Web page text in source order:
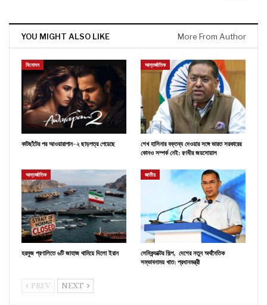
YOU MIGHT ALSO LIKE More From Author
বিনোদন
কাটছাঁটের পর আওয়ারাপান-২ ছাড়পত্র পেয়েছে
আন্তর্জাতিক
শেখ হাসিনার বক্তব্য দেওয়ার সঙ্গে ভারত সরকারের
কোনও সম্পর্ক নেই: রণধীর জয়সোয়াল
আন্তর্জাতিক
হরমুজ প্রণালিতে ৬টি জাহাজ থামিয়ে দিলো ইরান
জাতীয়
সেমিকন্ডাক্টর শিল্প, দেশের নতুন অর্থনৈতিক
সম্ভাবনাময় খাত: প্রধানমন্ত্রী
PREV NEXT